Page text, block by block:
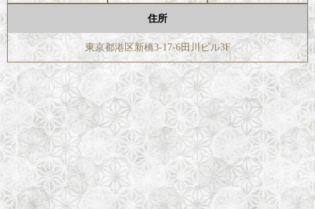
住所
東京都港区新橋3-17-6田川ビル3F